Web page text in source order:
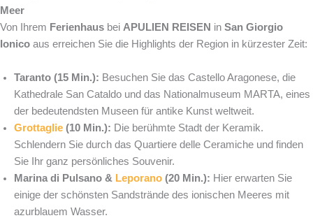
Meer
Von Ihrem Ferienhaus bei APULIEN REISEN in San Giorgio
Ionico aus erreichen Sie die Highlights der Region in kürzester Zeit:
Taranto (15 Min.): Besuchen Sie das Castello Aragonese, die
Kathedrale San Cataldo und das Nationalmuseum MARTA, eines
der bedeutendsten Museen für antike Kunst weltweit.
Grottaglie (10 Min.): Die berühmte Stadt der Keramik.
Schlendern Sie durch das Quartiere delle Ceramiche und finden
Sie Ihr ganz persönliches Souvenir.
Marina di Pulsano & Leporano (20 Min.): Hier erwarten Sie
einige der schönsten Sandstrände des ionischen Meeres mit
azurblauem Wasser.